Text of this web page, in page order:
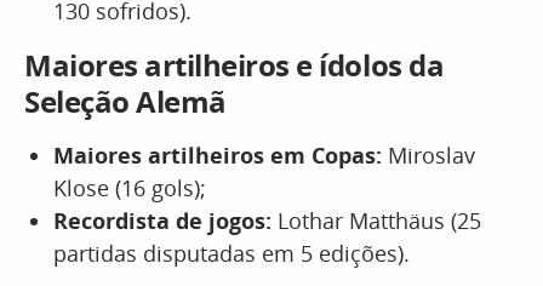
130 sofridos).
Maiores artilheiros e ídolos da
Seleção Alemã
Maiores artilheiros em Copas: Miroslav
Klose (16 gols);
Recordista de jogos: Lothar Matthäus (25
partidas disputadas em 5 edições).